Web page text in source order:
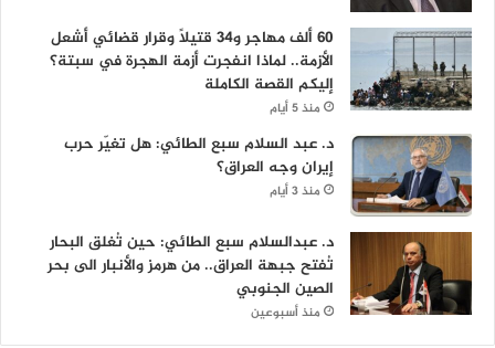
60 ألف مهاجر و34 قتيلاً وقرار قضائي أشعل
الأزمة.. لماذا انفجرت أزمة الهجرة في سبتة؟
إليكم القصة الكاملة
منذ 5 أيام
د. عبد السلام سبع الطائي: هل تغيّر حرب
إيران وجه العراق؟
منذ 3 أيام
د. عبدالسلام سبع الطائي: حين تُغلق البحار
تُفتح جبهة العراق.. من هرمز والأنبار الى بحر
الصين الجنوبي
منذ أسبوعين